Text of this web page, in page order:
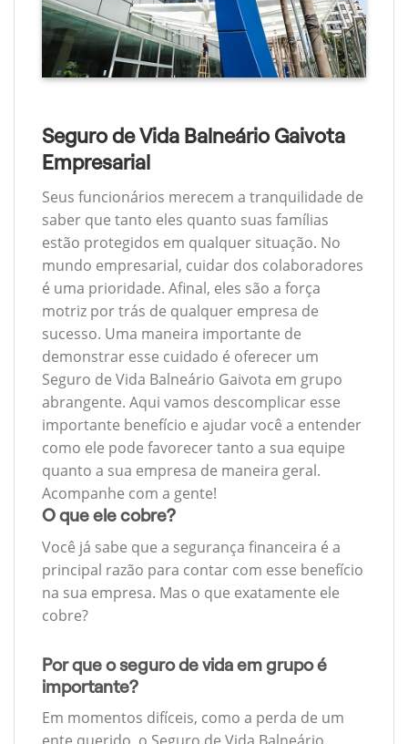
Seguro de Vida Balneário Gaivota
Empresarial
Seus funcionários merecem a tranquilidade de
saber que tanto eles quanto suas famílias
estão protegidos em qualquer situação. No
mundo empresarial, cuidar dos colaboradores
é uma prioridade. Afinal, eles são a força
motriz por trás de qualquer empresa de
sucesso. Uma maneira importante de
demonstrar esse cuidado é oferecer um
Seguro de Vida Balneário Gaivota em grupo
abrangente. Aqui vamos descomplicar esse
importante benefício e ajudar você a entender
como ele pode favorecer tanto a sua equipe
quanto a sua empresa de maneira geral.
Acompanhe com a gente!
O que ele cobre?
Você já sabe que a segurança financeira é a
principal razão para contar com esse benefício
na sua empresa. Mas o que exatamente ele
cobre?
Por que o seguro de vida em grupo é
importante?
Em momentos difíceis, como a perda de um